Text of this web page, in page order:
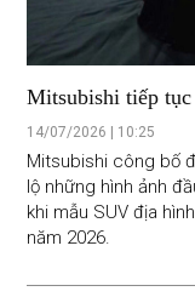
Mitsubishi tiếp
lần đầu xuất hiện
14/07/2026 | 10:25
Mitsubishi công bố
lộ những hình ảnh
khi mẫu SUV địa
năm 2026.